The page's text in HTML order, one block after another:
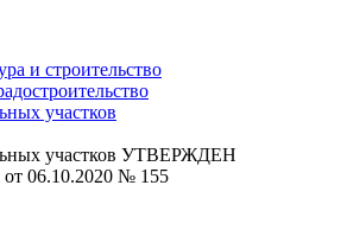
и строительство
участков
участков УТВЕРЖДЕН
06.10.2020 № 155